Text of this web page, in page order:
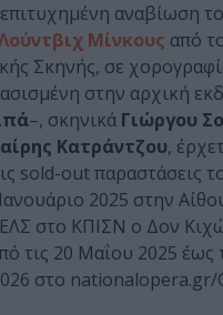
επιτυχημένη αναβίωση
Μίνκους από
Σκηνής, σε
στην αρχική
–, σκηνικά Γιώργου
Κατράντζου,
sold-out παραστάσεις
2025 στην
στο ΚΠΙΣΝ ο Δον
τις 20 Μαΐου 2025 έως
στο nationalopera.gr/